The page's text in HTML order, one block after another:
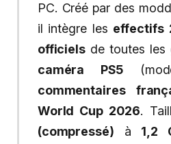
PC. Créé par des
il intègre les effectifs
officiels de toutes les
caméra PS5
commentaires
World Cup 2026.
(compressé) à 1,2